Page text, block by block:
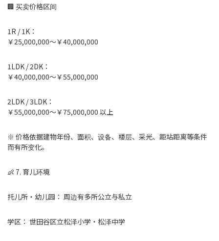
🏢 买卖价格区间
1R / 1K：
￥25,000,000～￥40,000,000
1LDK / 2DK：
￥40,000,000～￥55,000,000
2LDK / 3LDK：
￥55,000,000～￥75,000,000 以上
※ 价格依据建物年份、面积、设备、楼层、采光、距站距离等条件
而有所变化。
👶 7. 育儿环境
托儿所・幼儿园： 周边有多所公立与私立
学区： 世田谷区立松泽小学・松泽中学